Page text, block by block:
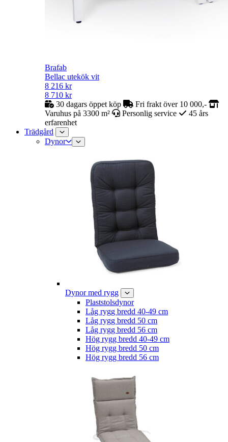
Brafab
Bellac utekök vit
8 216 kr
8 710 kr
30 dagars öppet köp
Fri frakt över 10 000,-
Varuhus på 3300 m²
Personlig service
45 års
erfarenhet
Trädgård
Dynor
Dynor med rygg
Plaststolsdynor
Låg rygg bredd 40-49 cm
Låg rygg bredd 50 cm
Låg rygg bredd 56 cm
Hög rygg bredd 40-49 cm
Hög rygg bredd 50 cm
Hög rygg bredd 56 cm